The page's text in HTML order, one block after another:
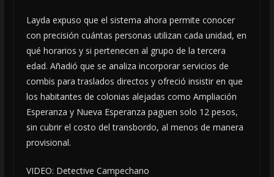
Layda expuso que el sistema ahora permite conocer
con precisión cuántas personas utilizan cada unidad, en
qué horarios y si pertenecen al grupo de la tercera
edad. Añadió que se analiza incorporar servicios de
combis para traslados directos y ofreció insistir en que
los habitantes de colonias alejadas como Ampliación
Esperanza y Nueva Esperanza paguen solo 12 pesos,
sin cubrir el costo del transbordo, al menos de manera
provisional.
VIDEO: Detective Campechano